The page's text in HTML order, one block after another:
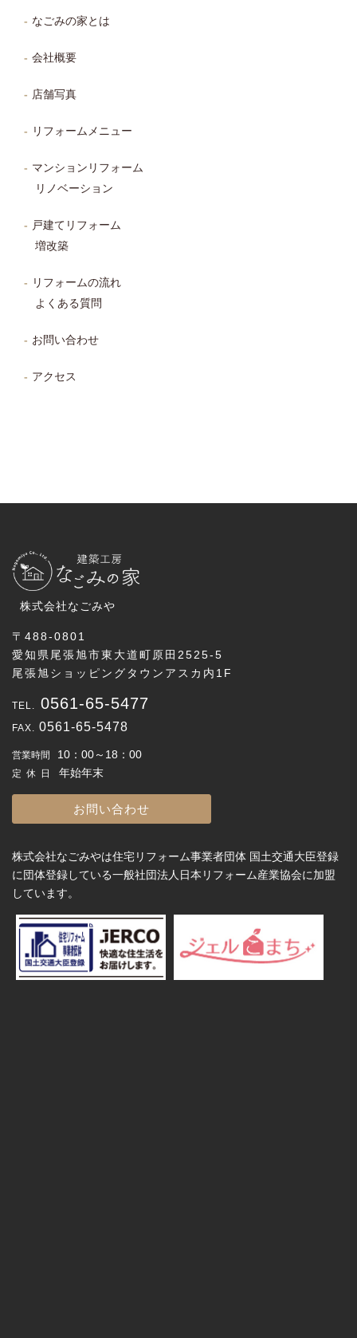
なごみの家とは
会社概要
店舗写真
リフォームメニュー
マンションリフォーム
リノベーション
戸建てリフォーム
増改築
リフォームの流れ
よくある質問
お問い合わせ
アクセス
株式会社なごみや
〒488-0801
愛知県尾張旭市東大道町原田2525-5
尾張旭ショッピングタウンアスカ内1F
0561-65-5477
0561-65-5478
営業時間 10：00～18：00
定休日 年始年末
お問い合わせ
株式会社なごみやは住宅リフォーム事業者団体 国土交通大臣登録
に団体登録している一般社団法人日本リフォーム産業協会に加盟
しています。